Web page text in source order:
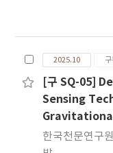
the glass
furnace
unit
difference
glasses
potential for
2025.10
[구 SQ-05]
Sensing
한국천문연구